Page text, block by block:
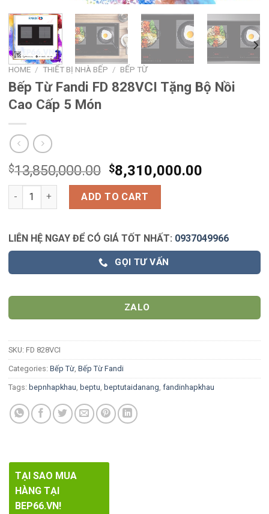
HOME / THIẾT BỊ NHÀ BẾP / BẾP TỪ
Bếp Từ Fandi FD 828VCI Tặng Bộ Nồi
Cao Cấp 5 Món
$13,850,000.00 $8,310,000.00
Bếp Từ Fandi FD 828VCI Tặng Bộ Nồi Cao Cấp 5 Món quantity
ADD TO CART
LIÊN HỆ NGAY ĐỂ CÓ GIÁ TỐT NHẤT: 0937049966
GỌI TƯ VẤN
ZALO
SKU: FD 828VCI
Categories: Bếp Từ Bếp Từ Fandi
Tags: bepnhapkhau beptu beptutaidanang fandinhapkhau
TẠI SAO MUA
HÀNG TẠI
BEP66.VN!